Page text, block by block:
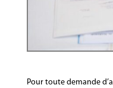
Pour toute demande